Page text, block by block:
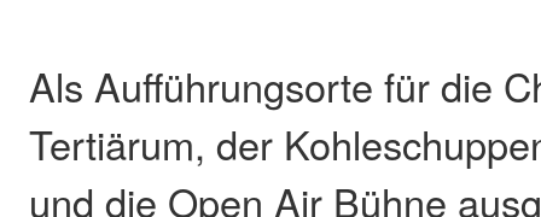
Als Aufführungsorte für die
Tertiärum, der
und die Open Air Bühne